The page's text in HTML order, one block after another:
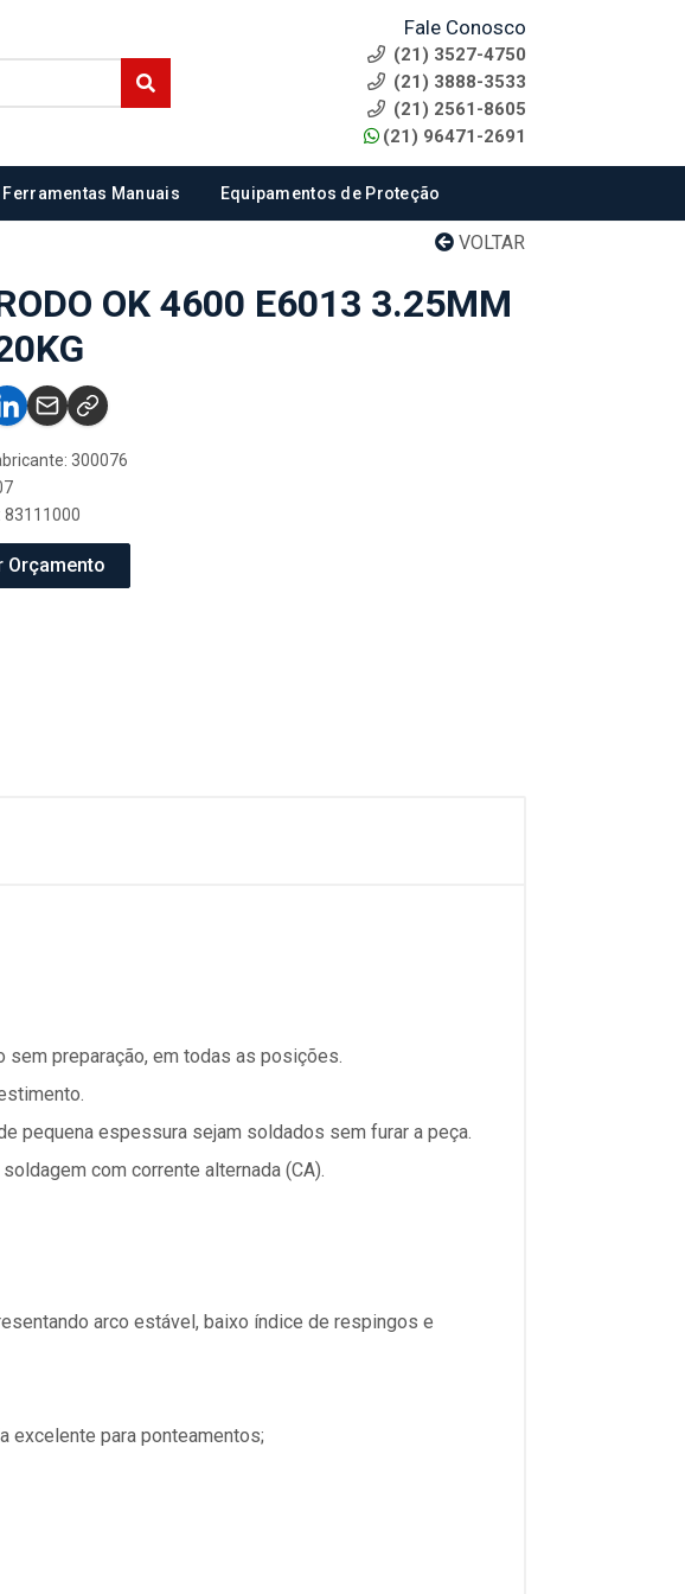
Fale Conosco
(21) 3527-4750
(21) 3888-3533
(21) 2561-8605
(21) 96471-2691
Ferramentas Manuais Equipamentos de Proteção
VOLTAR
OK 4600 E6013 3.25MM
300076
83111000
Orçamento
preparação, em todas as posições.
pequena espessura sejam soldados sem furar a peça.
com corrente alternada (CA).
arco estável, baixo índice de respingos e
excelente para ponteamentos;